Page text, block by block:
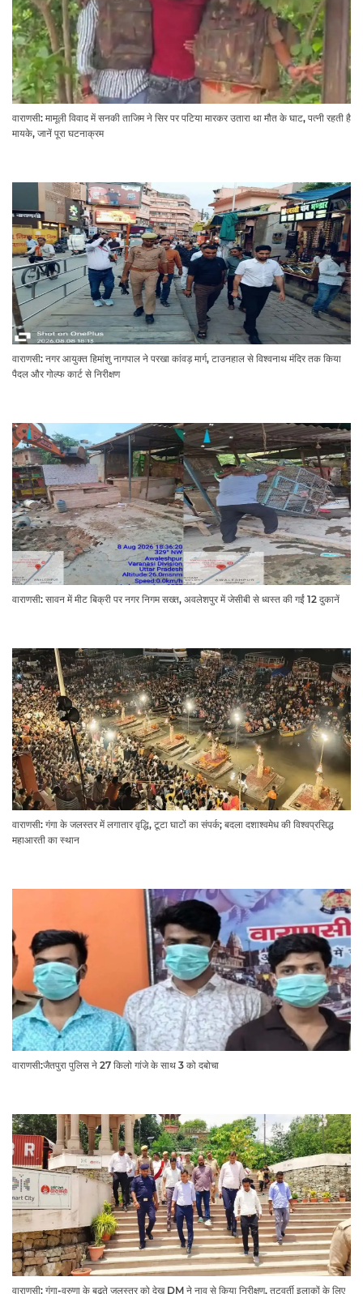
वाराणसी: मामूली विवाद में सनकी ताजिम ने सिर पर पटिया मारकर उतारा था मौत के घाट, पत्नी रहती है
मायके, जानें पूरा घटनाक्रम
वाराणसी: नगर आयुक्त हिमांशु नागपाल ने परखा कांवड़ मार्ग, टाउनहाल से विश्वनाथ मंदिर तक किया
पैदल और गोल्फ कार्ट से निरीक्षण
वाराणसी: सावन में मीट बिक्री पर नगर निगम सख्त, अवलेशपुर में जेसीबी से ध्वस्त की गईं 12 दुकानें
वाराणसी: गंगा के जलस्तर में लगातार वृद्धि, टूटा घाटों का संपर्क; बदला दशाश्वमेध की विश्वप्रसिद्ध
महाआरती का स्थान
वाराणसी:जैतपुरा पुलिस ने 27 किलो गांजे के साथ 3 को दबोचा
वाराणसी: गंगा-वरुणा के बढ़ते जलस्तर को देख DM ने नाव से किया निरीक्षण, तटवर्ती इलाकों के लिए